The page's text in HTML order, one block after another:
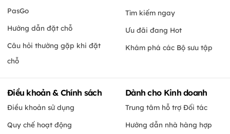
PasGo
Hướng dẫn đặt chỗ
Câu hỏi thường gặp khi đặt
chỗ
Tìm kiếm ngay
Ưu đãi đang Hot
Khám phá các Bộ sưu tập
Điều khoản & Chính sách
Điều khoản sử dụng
Quy chế hoạt động
Dành cho Kinh doanh
Trung tâm hỗ trợ Đối tác
Hướng dẫn nhà hàng hợp